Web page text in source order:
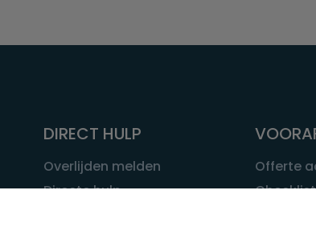
DIRECT HULP
Overlijden melden
Directe hulp
Offerte